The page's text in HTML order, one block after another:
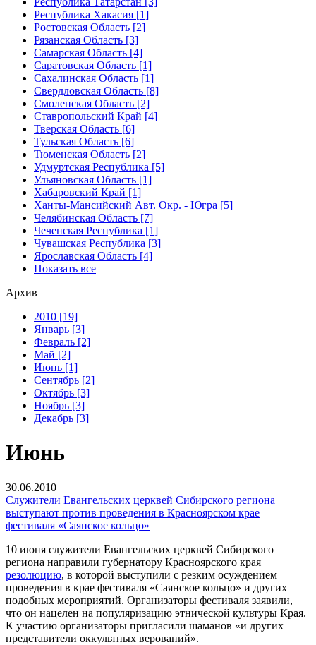
Республика Хакасия [1]
Ростовская Область [2]
Рязанская Область [3]
Самарская Область [4]
Саратовская Область [1]
Сахалинская Область [1]
Свердловская Область [8]
Смоленская Область [2]
Ставропольский Край [4]
Тверская Область [6]
Тульская Область [6]
Тюменская Область [2]
Удмуртская Республика [5]
Ульяновская Область [1]
Хабаровский Край [1]
Ханты-Мансийский Авт. Окр. - Югра [5]
Челябинская Область [7]
Чеченская Республика [1]
Чувашская Республика [3]
Ярославская Область [4]
Показать все
Архив
2010 [19]
Январь [3]
Февраль [2]
Май [2]
Июнь [1]
Сентябрь [2]
Октябрь [3]
Ноябрь [3]
Декабрь [3]
Июнь
30.06.2010
Служители Евангельских церквей Сибирского региона
выступают против проведения в Красноярском крае
фестиваля «Саянское кольцо»
10 июня служители Евангельских церквей Сибирского
региона направили губернатору Красноярского края
резолюцию, в которой выступили с резким осуждением
проведения в крае фестиваля «Саянское кольцо» и других
подобных мероприятий. Организаторы фестиваля заявили,
что он нацелен на популяризацию этнической культуры Края.
К участию организаторы пригласили шаманов «и других
представители оккультных верований».